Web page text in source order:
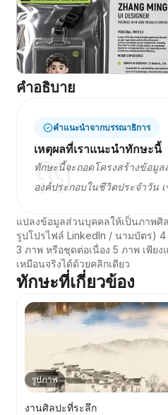
คำอธิบาย
คำแนะนำจากบรรณาธิการ
เหตุผลที่เราแนะนำทักษะนี้
ทักษะนี้จะถอดโครงสร้างข้อมู
องค์ประกอบในชีวิตประจำวัน
แปลงข้อมูลส่วนบุคคลให้เป็นภาพศิ
รูปโปรไฟล์ LinkedIn / นามบัตร)
3 ภาพ หรือชุดต่อเนื่อง 5 ภาพ เพีย
เหมือนจริงได้ด้วยคลิกเดียว
ทักษะที่เกี่ยวข้อง
รูปภาพ
งานศิลปะที่ระลึก